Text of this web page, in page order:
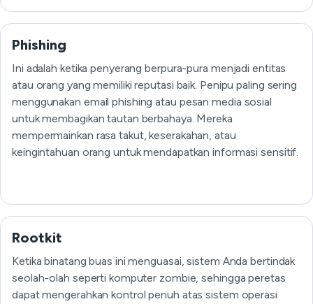
Phishing
Ini adalah ketika penyerang berpura-pura menjadi entitas
atau orang yang memiliki reputasi baik. Penipu paling sering
menggunakan email phishing atau pesan media sosial
untuk membagikan tautan berbahaya. Mereka
mempermainkan rasa takut, keserakahan, atau
keingintahuan orang untuk mendapatkan informasi sensitif.
Rootkit
Ketika binatang buas ini menguasai, sistem Anda bertindak
seolah-olah seperti komputer zombie, sehingga peretas
dapat mengerahkan kontrol penuh atas sistem operasi